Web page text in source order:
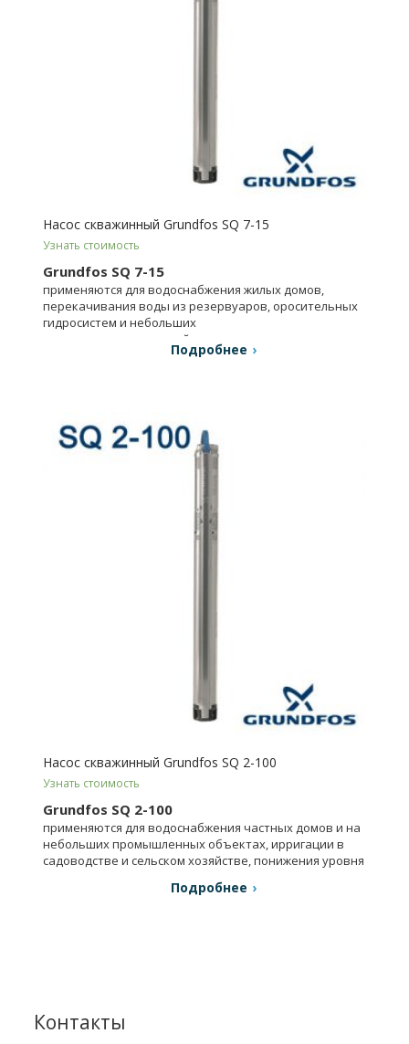
Насос скважинный Grundfos SQ 7-15
Узнать стоимость
Grundfos SQ 7-15
применяются для водоснабжения жилых домов,
перекачивания воды из резервуаров, оросительных
гидросистем и небольших
водопроводных станций.
Подробнее
Насос скважинный Grundfos SQ 2-100
Узнать стоимость
Grundfos SQ 2-100
применяются для водоснабжения частных домов и на
небольших промышленных объектах, ирригации в
садоводстве и сельском хозяйстве, понижения уровня
Подробнее
Контакты